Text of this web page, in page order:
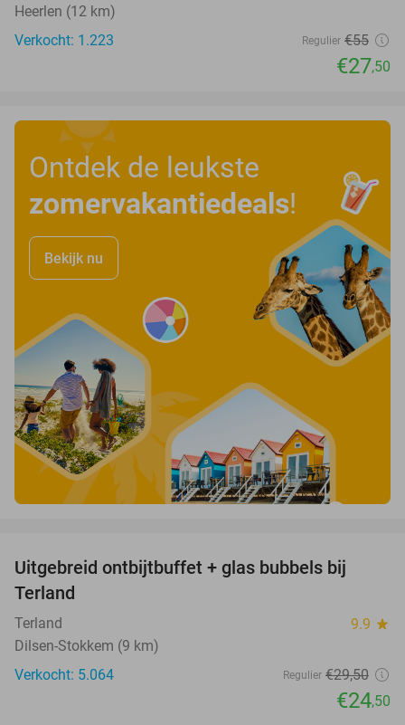
Heerlen (12 km)
Verkocht: 1.223
Regulier €55
€27,50
Ontdek de leukste
zomervakantiedeals!
Bekijk nu
Uitgebreid ontbijtbuffet + glas bubbels bij
Terland
Terland 9.9 star
Dilsen-Stokkem (9 km)
Verkocht: 5.064
Regulier €29,50
€24,50